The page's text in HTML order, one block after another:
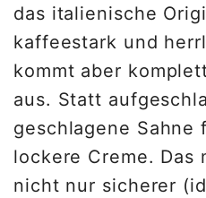
das italienische
kaffeestark und
kommt aber
aus. Statt
geschlagene
lockere Creme. Das
nicht nur sicherer